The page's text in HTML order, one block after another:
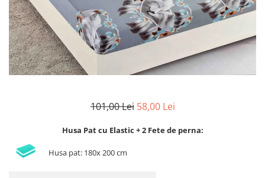
101,00 Lei 58,00 Lei
Husa Pat cu Elastic + 2 Fete de perna:
Husa pat: 180x 200 cm